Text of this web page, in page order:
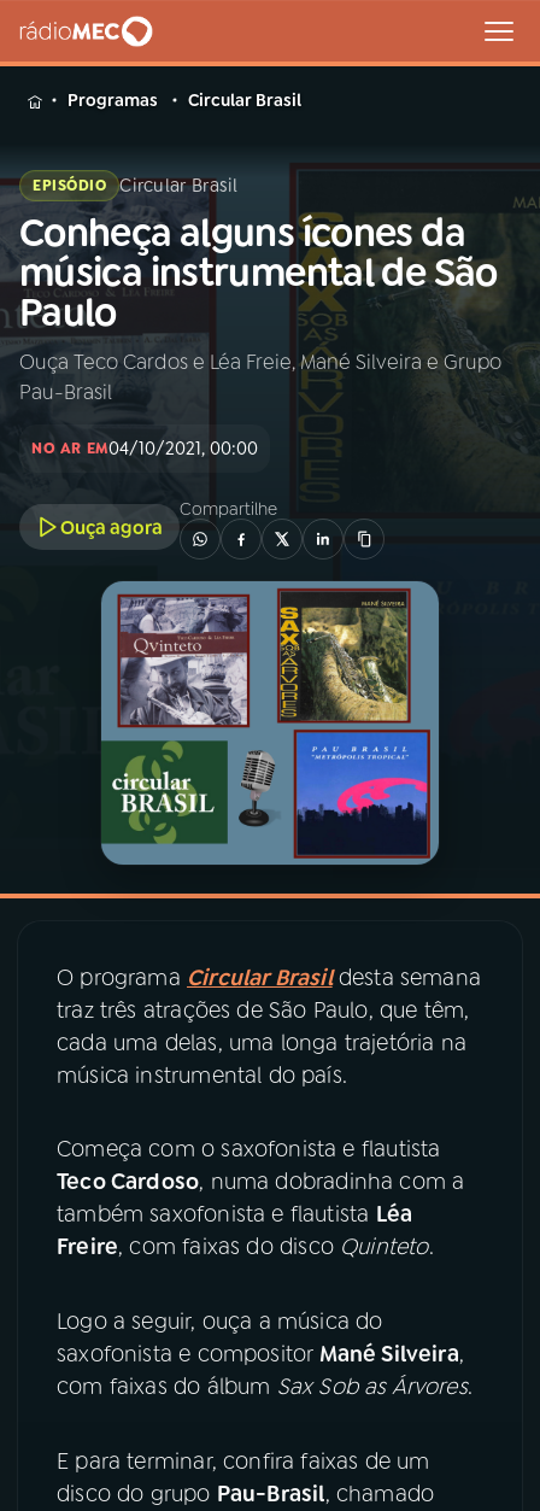
MENU
Buscar
na
Rádio
MEC
Buscar
Início AO VIVO
INÍCIO
A RÁDIO
PROGRAMAÇÃO
PROGRAMAS
PODCASTS
VIDEOCASTS
08 PRÊMIO RÁDIO MEC
ACOMPANHE A RÁDIO MEC
Instagram X
TikTok
Programas Circular Brasil
EPISÓDIO Circular Brasil
Conheça alguns ícones da
música instrumental de São
Paulo
Ouça Teco Cardos e Léa Freie, Mané Silveira e Grupo
Pau-Brasil
NO AR EM04/10/2021, 00:00
Ouça agora
Compartilhe
O programa Circular Brasildesta semana
traz três atrações de São Paulo, que têm,
cada uma delas, uma longa trajetória na
música instrumental do país.
Começa com o saxofonista e flautista
Teco Cardoso, numa dobradinha com a
também saxofonista e flautista Léa
Freire, com faixas do disco Quinteto.
Logo a seguir, ouça a música do
saxofonista e compositor Mané Silveira,
com faixas do álbum Sax Sob as Árvores.
E para terminar, confira faixas de um
disco do grupo Pau-Brasil, chamado